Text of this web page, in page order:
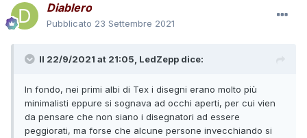
Diablero
Pubblicato 23 Settembre 2021
Il 22/9/2021 at 21:05, LedZepp dice:
In fondo, nei primi albi di Tex i disegni erano molto più
minimalisti eppure si sognava ad occhi aperti, per cui vien
da pensare che non siano i disegnatori ad essere
peggiorati, ma forse che alcune persone invecchiando si